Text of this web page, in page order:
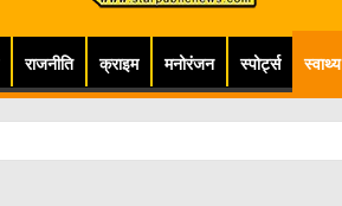
राजनीति क्राइम मनोरंजन स्पोर्ट्स स्वाथ्य